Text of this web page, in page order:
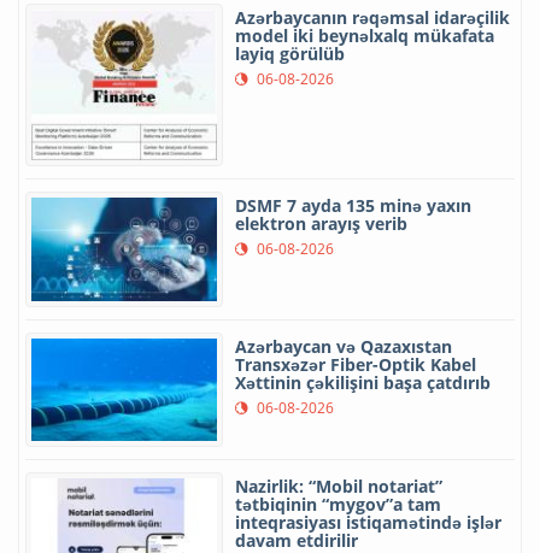
Azərbaycanın rəqəmsal idarəçilik
model iki beynəlxalq mükafata
layiq görülüb
06-08-2026
DSMF 7 ayda 135 minə yaxın
elektron arayış verib
06-08-2026
Azərbaycan və Qazaxıstan
Transxəzər Fiber-Optik Kabel
Xəttinin çəkilişini başa çatdırıb
06-08-2026
Nazirlik: “Mobil notariat”
tətbiqinin “mygov”a tam
inteqrasiyası istiqamətində işlər
davam etdirilir